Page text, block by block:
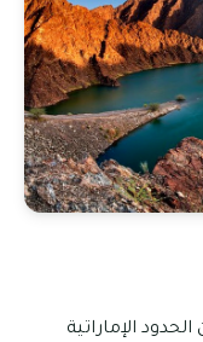
الإماراتية